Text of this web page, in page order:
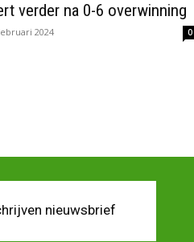
verder na 0-6 overwinning
2024 0
nieuwsbrief